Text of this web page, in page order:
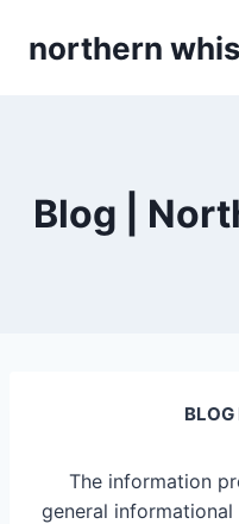
northern
Blog |
The information
general